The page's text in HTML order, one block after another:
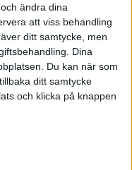
ändra dina
att viss behandling
ditt samtycke, men
Dina
Du kan när som
ditt samtycke
och klicka på knappen